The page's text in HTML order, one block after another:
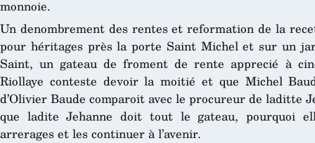
monnoie.
Un denombrement des rentes et reformation de la
pour héritages près la porte Saint Michel et sur un
Saint, un gateau de froment de rente apprecié à
Riollaye conteste devoir la moitié et que Michel
d’Olivier Baude comparoit avec le procureur de laditte
que ladite Jehanne doit tout le gateau, pourquoi
arrerages et les continuer à l’avenir.